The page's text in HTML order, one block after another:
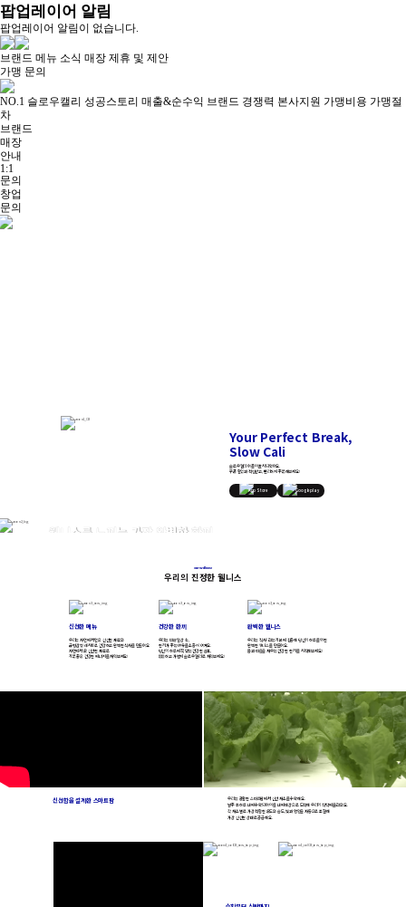
팝업레이어 알림
팝업레이어 알림이 없습니다.
브랜드 메뉴 소식 매장 제휴 및 제안
가맹 문의
NO.1 슬로우캘리 성공스토리 매출&순수익 브랜드 경쟁력 본사지원 가맹비용 가맹절
차
브랜드
매장
안내
1:1
문의
창업
문의
Your Perfect Break,
Slow Cali
슬로우캘리 어플이 출시되었어요.
쿠폰 할인과 적립받고, 편리하게 주문해보세요!
App Store Google play
웰니스를 느끼는 가장 완벽한 한끼
Our Wellness
우리의 진정한 웰니스
신선한 메뉴
우리는 자연에서 얻은 신선한 재료와
균형 잡힌 레시피로 건강하고 완벽한 식사를 만들어요
자연에서 온 신선한 재료로
기분 좋은 건강한 에너지를 채워보세요!
건강한 한끼
우리는 바쁜 일상 속,
한 끼가 주는 여유를 소중히 여겨요.
당신의 하루에 꼭 맞는 건강한 쉼표,
든든하고 가볍게 슬로우 캘리로 채워보세요!
완벽한 웰니스
우리는 '식사' 라는 기본에 집중해 당신의 하루를 위한
완벽한 웰니스를 만들어요.
몸과 마음을 채우는 건강한 한 끼를 시작해보세요!
신선함을 설계한 스마트팜
우리는 광활한 스마트팜에서 신선 채소를 수확해요.
발주 후 하루 내에 수확되어 이틀 내에 매장으로 도착해우리의 식탁에 올라와요.
각 채소 별로 가장 적합한 온도와 습도, 빛과 영양을 자동으로 조절해
가장 신선한 상태로 공급해요.